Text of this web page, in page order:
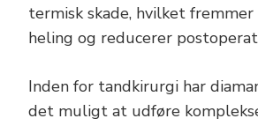
termisk skade, hvilket
heling og reducerer
Inden for tandkirurgi har
det muligt at udføre